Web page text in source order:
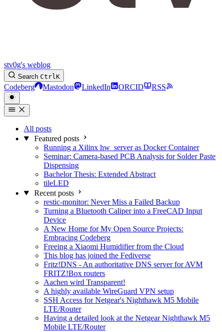
stv0g's weblog
Search CtrlK
Codeberg Mastodon LinkedIn ORCID RSS
All posts
Featured posts
Running a Xilinx hw_server as Docker Container
Seminar: Camera-based PCB Analysis for Solder Paste
Dispensing
Bachelor Thesis: Extended Abstract
tileLED
Recent posts
restic-monitor: Never Miss a Failed Backup
Turning a Bluetooth Caliper into a FreeCAD Input
Device
A New Home for My Open Source Projects:
Embracing Codeberg
Freeing a Xiaomi Humidifier from the Cloud
This blog has joined the Fediverse
Fritz!DNS - An authoritative DNS server for AVM
FRITZ!Box routers
Aachen wird Transparent!
A highly available WireGuard VPN setup
SSH Access for Netgear's Nighthawk M5 Mobile
LTE/Router
Having a detailed look at the Netgear Nighthawk M5
Mobile LTE/Router